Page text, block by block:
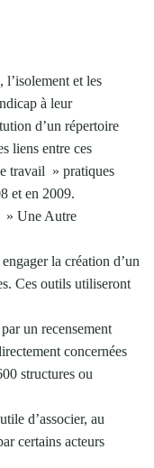
et les
à leur
d’un répertoire
liens entre ces
travail » pratiques
et en 2009.
» Une Autre
la création d’un
Ces outils utiliseront
un recensement
concernées
structures ou
d’associer, au
certains acteurs